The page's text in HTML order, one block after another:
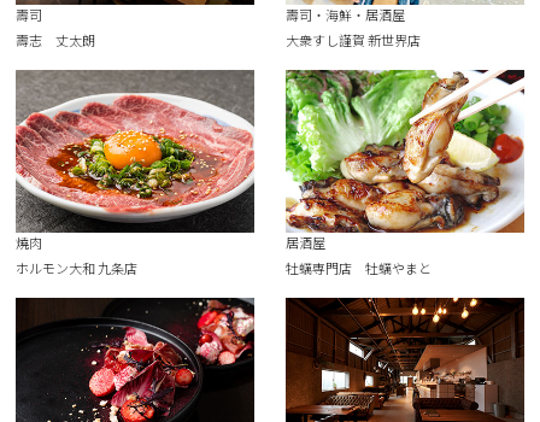
壽司
壽志 丈太朗
壽司・海鮮・居酒屋
大衆すし謹賀 新世界店
燒肉
ホルモン大和 九条店
居酒屋
牡蠣専門店 牡蠣やまと